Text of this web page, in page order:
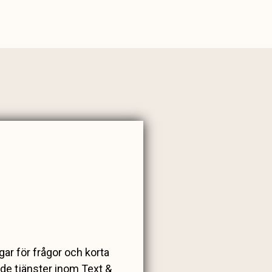
för frågor och korta
tjänster inom Text &